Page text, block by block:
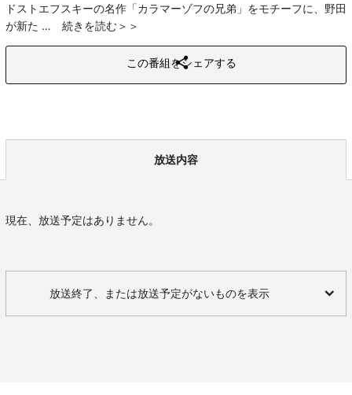
ドストエフスキーの名作「カラマーゾフの兄弟」をモチーフに、野田
が新た
続きを読む
この番組をシェアする
放送内容
現在、放送予定はありません。
放送終了、または放送予定がないものを表示